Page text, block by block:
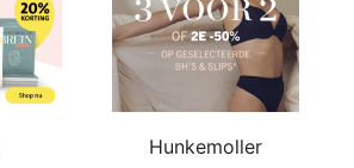
Hunkemoller